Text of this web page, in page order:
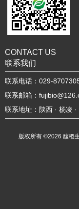
CONTACT US
联系我们
联系电话：029-
联系邮箱：
联系地址：陕西 · 杨凌
版权所有 ©2026馥稷